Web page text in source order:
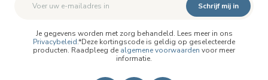
Schrijf mij in
Je gegevens worden met zorg behandeld. Lees meer in ons
Privacybeleid.*Deze kortingscode is geldig op geselecteerde
producten. Raadpleeg de algemene voorwaarden voor meer
informatie.